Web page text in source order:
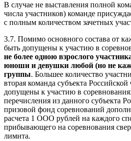
В случае не выставления полной
числа участников) команде
с полным количеством зачетных
3.7. Помимо основного состава от
быть допущены к участию в
не более одною взрослого
юноши и девушки любой (но не
группы. Большее количество
вторая команда субъекта
допущены к участию в
перечисления из данного субъекта
призовой фонд соревнований
расчета 1 ООО рублей на каждого
прибывающего на соревнования
лимита.